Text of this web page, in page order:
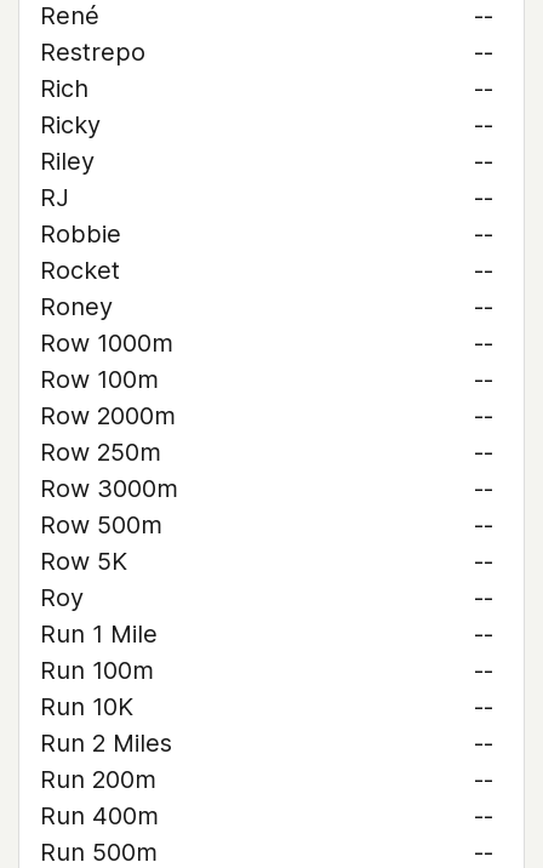
René
--
Restrepo
--
Rich
--
Ricky
--
Riley
--
RJ
--
Robbie
--
Rocket
--
Roney
--
Row 1000m
--
Row 100m
--
Row 2000m
--
Row 250m
--
Row 3000m
--
Row 500m
--
Row 5K
--
Roy
--
Run 1 Mile
--
Run 100m
--
Run 10K
--
Run 2 Miles
--
Run 200m
--
Run 400m
--
Run 500m
--